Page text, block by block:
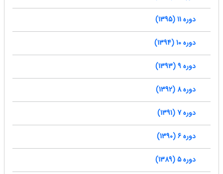
دوره 11 (1395)
دوره 10 (1394)
دوره 9 (1393)
دوره 8 (1392)
دوره 7 (1391)
دوره 6 (1390)
دوره 5 (1389)